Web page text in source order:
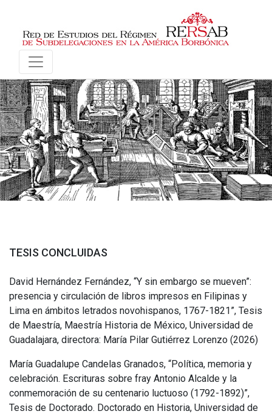
TESIS CONCLUIDAS
David Hernández Fernández, “Y sin embargo se mueven”:
presencia y circulación de libros impresos en Filipinas y
Lima en ámbitos letrados novohispanos, 1767-1821”, Tesis
de Maestría, Maestría Historia de México, Universidad de
Guadalajara, directora: María Pilar Gutiérrez Lorenzo (2026)
María Guadalupe Candelas Granados, “Política, memoria y
celebración. Escrituras sobre fray Antonio Alcalde y la
conmemoración de su centenario luctuoso (1792-1892)”,
Tesis de Doctorado. Doctorado en Historia, Universidad de